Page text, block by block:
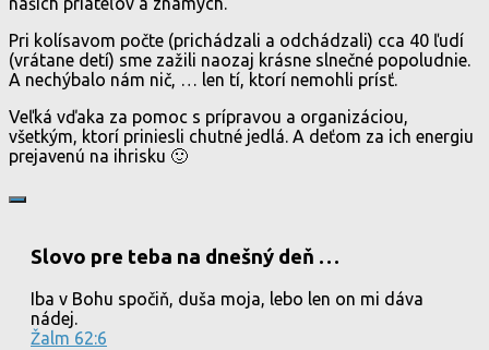
Pri kolísavom počte (prichádzali a odchádzali) cca 40 ľudí
(vrátane detí) sme zažili naozaj krásne slnečné popoludnie.
A nechýbalo nám nič, … len tí, ktorí nemohli prísť.
Veľká vďaka za pomoc s prípravou a organizáciou,
všetkým, ktorí priniesli chutné jedlá. A deťom za ich energiu
prejavenú na ihrisku 🙂
Slovo pre teba na dnešný deň …
Iba v Bohu spočiň, duša moja, lebo len on mi dáva
nádej.
Žalm 62:6